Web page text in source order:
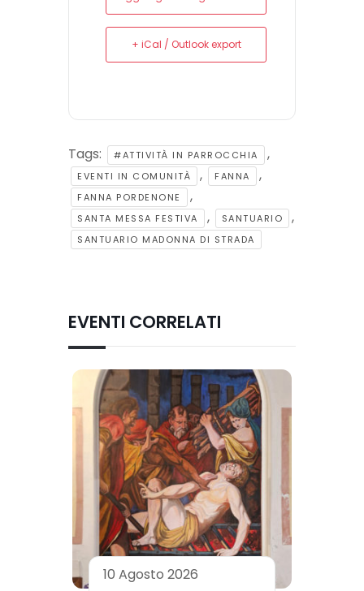
+ iCal / Outlook export
Tags: #ATTIVITÀ IN PARROCCHIA ,
EVENTI IN COMUNITÀ , FANNA ,
FANNA PORDENONE ,
SANTA MESSA FESTIVA , SANTUARIO ,
SANTUARIO MADONNA DI STRADA
EVENTI CORRELATI
10 Agosto 2026